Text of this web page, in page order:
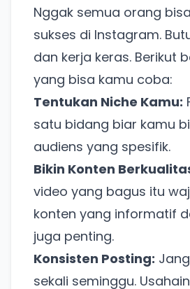
Nggak semua orang
sukses di Instagram.
dan kerja keras. Berikut
yang bisa kamu coba:
Tentukan Niche Kamu:
satu bidang biar kamu
audiens yang spesifik.
Bikin Konten
video yang bagus itu
konten yang informatif
juga penting.
Konsisten Posting:
sekali seminggu.